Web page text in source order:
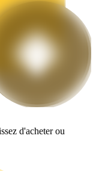
compétitives
d'acheter ou